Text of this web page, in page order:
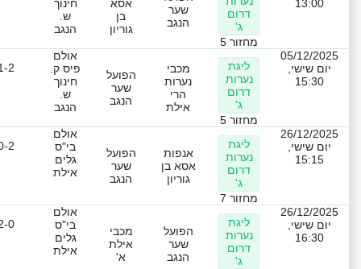
13:00
דרום
ג'
מחזור 5
שער
הנגב
אסא
בן
גוריון
חינוך
ש.
הנגב
05/12/2025
יום שישי,
15:30
ליגת
נערות
דרום
ג'
מחזור 5
מכבי
נערות
הרי
אילת
הפועל
שער
הנגב
אולם
פיס ק.
חינוך
ש.
הנגב
2
26/12/2025
יום שישי,
15:15
ליגת
נערות
דרום
ג'
מחזור 7
אנפות
אסא בן
גוריון
הפועל
שער
הנגב
אולם
בי"ס
גלים
אילת
2
26/12/2025
יום שישי,
16:30
ליגת
נערות
דרום
ג'
הפועל
שער
הנגב
מכבי
אילת
א'
אולם
בי"ס
גלים
אילת
0